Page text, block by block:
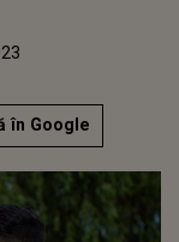
în Google